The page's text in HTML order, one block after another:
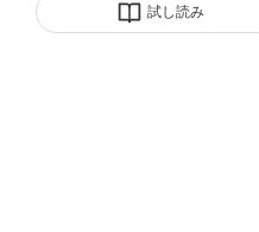
試し読み